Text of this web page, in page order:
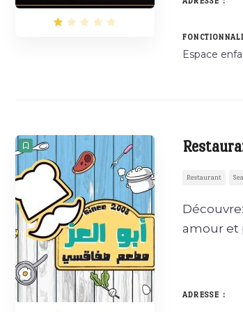
Espace
Restaurant
amour et
ADRESSE :